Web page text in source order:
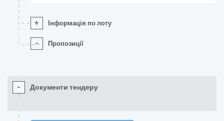
+ Інформація по лоту
- Пропозиції
- Документи тендеру